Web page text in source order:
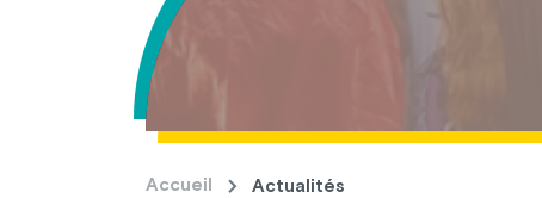
Accueil Actualités